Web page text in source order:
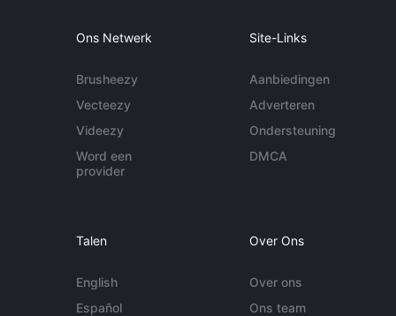
Ons Netwerk
Brusheezy
Vecteezy
Videezy
Word een
provider
Site-Links
Aanbiedingen
Adverteren
Ondersteuning
DMCA
Talen
English
Español
Over Ons
Over ons
Ons team